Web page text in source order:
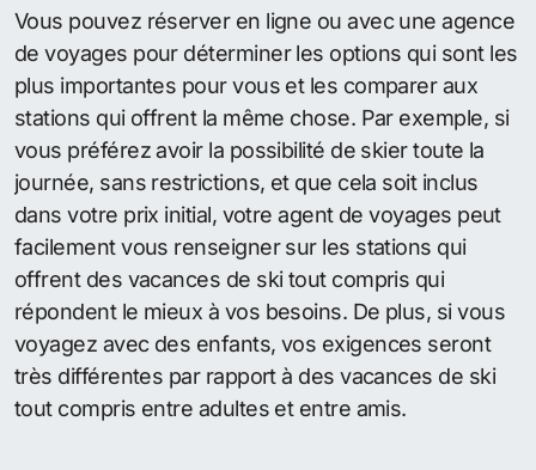
Vous pouvez réserver en ligne ou avec une agence
de voyages pour déterminer les options qui sont les
plus importantes pour vous et les comparer aux
stations qui offrent la même chose. Par exemple, si
vous préférez avoir la possibilité de skier toute la
journée, sans restrictions, et que cela soit inclus
dans votre prix initial, votre agent de voyages peut
facilement vous renseigner sur les stations qui
offrent des vacances de ski tout compris qui
répondent le mieux à vos besoins. De plus, si vous
voyagez avec des enfants, vos exigences seront
très différentes par rapport à des vacances de ski
tout compris entre adultes et entre amis.